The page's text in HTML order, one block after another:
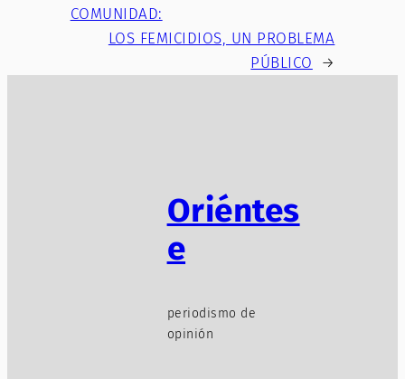
COMUNIDAD:
LOS FEMICIDIOS, UN PROBLEMA
PÚBLICO
→
Oriéntes
e
periodismo de
opinión